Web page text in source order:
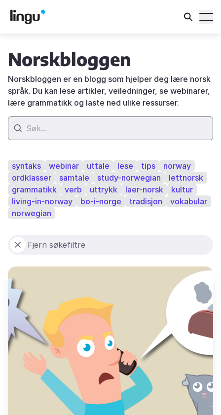
Norskbloggen
Norskbloggen er en blogg som hjelper deg lære norsk
språk. Du kan lese artikler, veiledninger, se webinarer,
lære grammatikk og laste ned ulike ressurser.
syntaks webinar uttale lese tips
norway
ordklasser
samtale study-norwegian
lettnorsk
grammatikk
verb uttrykk laer-norsk
kultur
living-in-norway
bo-i-norge tradisjon
vokabular
norwegian
Fjern søkefiltre